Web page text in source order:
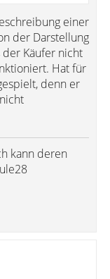
einer
der Darstellung
der Käufer nicht
Hat für
denn er
kann deren